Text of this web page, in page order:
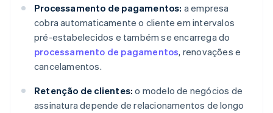
Processamento de pagamentos: a empresa
cobra automaticamente o cliente em intervalos
pré-estabelecidos e também se encarrega do
processamento de pagamentos, renovações e
cancelamentos.
Retenção de clientes: o modelo de negócios de
assinatura depende de relacionamentos de longo